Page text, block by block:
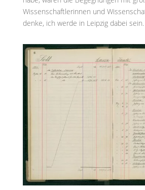
Wissenschaftlerinnen und
denke, ich werde in Leipzig dabei sein.